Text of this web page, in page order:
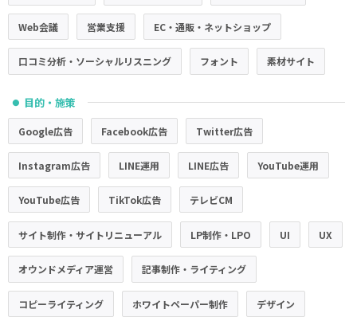
Web会議 営業支援 EC・通販・ネットショップ
口コミ分析・ソーシャルリスニング フォント 素材サイト
● 目的・施策
Google広告 Facebook広告 Twitter広告
Instagram広告 LINE運用 LINE広告 YouTube運用
YouTube広告 TikTok広告 テレビCM
サイト制作・サイトリニューアル LP制作・LPO UI UX
オウンドメディア運営 記事制作・ライティング
コピーライティング ホワイトペーパー制作 デザイン